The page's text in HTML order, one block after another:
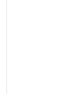
Instagram
en Twitter
Brasil en Facebook